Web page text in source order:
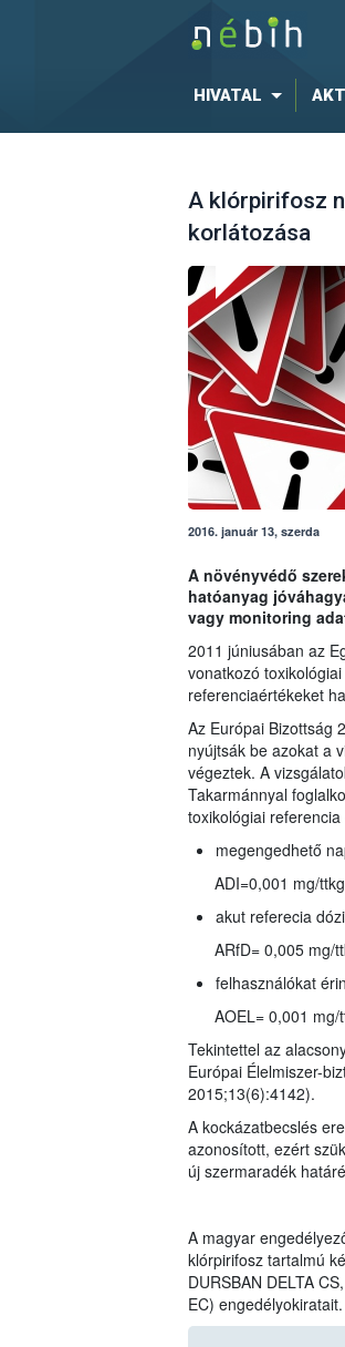
HIVATAL
A klórpirifosz
korlátozása
2016. január 13, szerda
A növényvédő
hatóanyag
vagy monitoring
2011 júniusában az
vonatkozó
referenciaértékeket
Az Európai Bizottság
nyújtsák be azokat a
végeztek. A
Takarmánnyal
toxikológiai
megengedhető
ADI=0,001 mg/ttkg
akut referecia
ARfD= 0,005 mg/
felhasználókat
AOEL= 0,001 mg/
Tekintettel az
Európai Élelmiszer-
2015;13(6):4142).
A kockázatbecslés
azonosított, ezért
új szermaradék
A magyar
klórpirifosz tartalmú
DURSBAN DELTA
EC) engedélyokiratait.